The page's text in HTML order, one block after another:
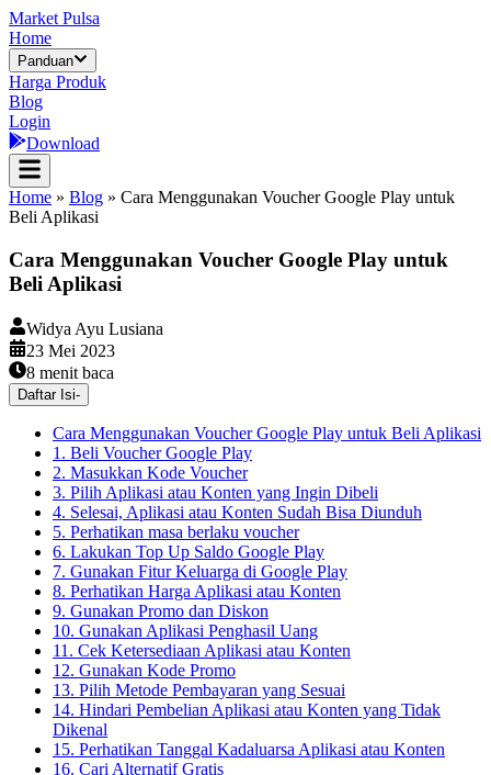
Market Pulsa
Home
Panduan
Harga Produk
Blog
Login
Download
Home » Blog » Cara Menggunakan Voucher Google Play untuk
Beli Aplikasi
Cara Menggunakan Voucher Google Play untuk
Beli Aplikasi
Widya Ayu Lusiana
23 Mei 2023
8 menit baca
Daftar Isi-
Cara Menggunakan Voucher Google Play untuk Beli Aplikasi
1. Beli Voucher Google Play
2. Masukkan Kode Voucher
3. Pilih Aplikasi atau Konten yang Ingin Dibeli
4. Selesai, Aplikasi atau Konten Sudah Bisa Diunduh
5. Perhatikan masa berlaku voucher
6. Lakukan Top Up Saldo Google Play
7. Gunakan Fitur Keluarga di Google Play
8. Perhatikan Harga Aplikasi atau Konten
9. Gunakan Promo dan Diskon
10. Gunakan Aplikasi Penghasil Uang
11. Cek Ketersediaan Aplikasi atau Konten
12. Gunakan Kode Promo
13. Pilih Metode Pembayaran yang Sesuai
14. Hindari Pembelian Aplikasi atau Konten yang Tidak
Dikenal
15. Perhatikan Tanggal Kadaluarsa Aplikasi atau Konten
16. Cari Alternatif Gratis